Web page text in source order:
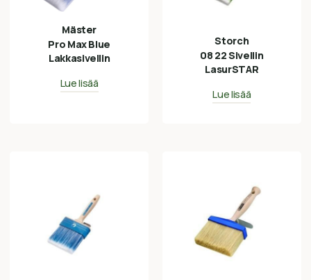
Mäster
Pro Max Blue
Lakkasivellin
Lue lisää
Storch
08 22 Sivellin
LasurSTAR
Lue lisää